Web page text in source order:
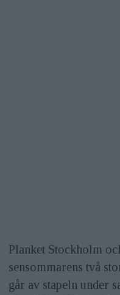
Planket Stockholm
sensommarens två
går av stapeln under